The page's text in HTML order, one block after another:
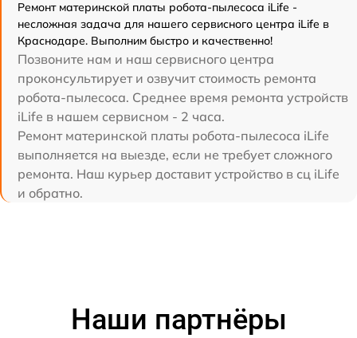
Ремонт материнской платы робота-пылесоса iLife -
несложная задача для нашего сервисного центра iLife в
Краснодаре. Выполним быстро и качественно!
Позвоните нам и наш сервисного центра
проконсультирует и озвучит стоимость ремонта
робота-пылесоса. Среднее время ремонта устройств
iLife в нашем сервисном - 2 часа.
Ремонт материнской платы робота-пылесоса iLife
выполняется на выезде, если не требует сложного
ремонта. Наш курьер доставит устройство в сц iLife
и обратно.
Наши партнёры